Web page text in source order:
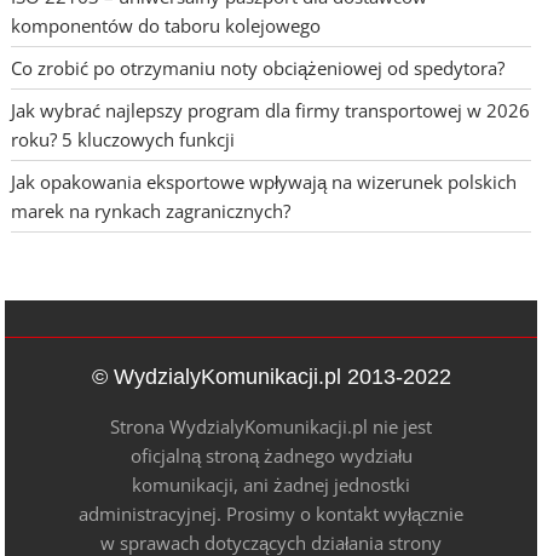
komponentów do taboru kolejowego
Co zrobić po otrzymaniu noty obciążeniowej od spedytora?
Jak wybrać najlepszy program dla firmy transportowej w 2026
roku? 5 kluczowych funkcji
Jak opakowania eksportowe wpływają na wizerunek polskich
marek na rynkach zagranicznych?
© WydzialyKomunikacji.pl 2013-2022
Strona WydzialyKomunikacji.pl nie jest
oficjalną stroną żadnego wydziału
komunikacji, ani żadnej jednostki
administracyjnej. Prosimy o kontakt wyłącznie
w sprawach dotyczących działania strony